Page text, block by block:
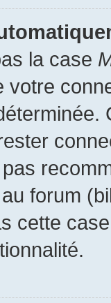
la case
votre
forum
cette